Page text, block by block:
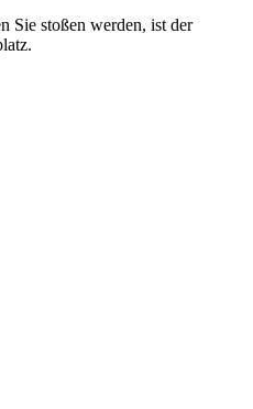
Sie stoßen werden, ist der